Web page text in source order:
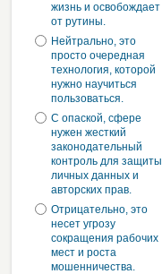
жизнь и освобождает
от рутины.
Нейтрально, это
просто очередная
технология, которой
нужно научиться
пользоваться.
С опаской, сфере
нужен жесткий
законодательный
контроль для защиты
личных данных и
авторских прав.
Отрицательно, это
несет угрозу
сокращения рабочих
мест и роста
мошенничества.